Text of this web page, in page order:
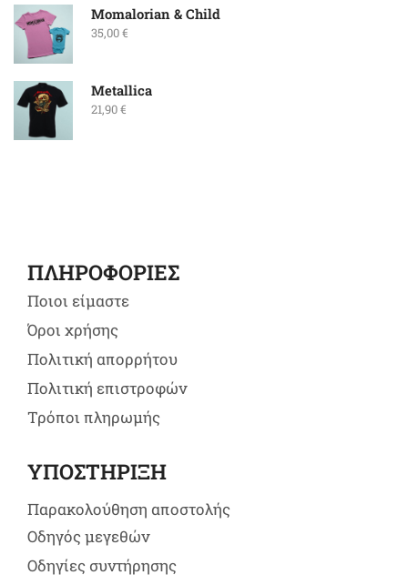
Momalorian & Child
35,00€
Metallica
21,90€
ΠΛΗΡΟΦΟΡΙΕΣ
Ποιοι είμαστε
Όροι χρήσης
Πολιτική απορρήτου
Πολιτική επιστροφών
Τρόποι πληρωμής
ΥΠΟΣΤΗΡΙΞΗ
Παρακολούθηση αποστολής
Οδηγός μεγεθών
Οδηγίες συντήρησης